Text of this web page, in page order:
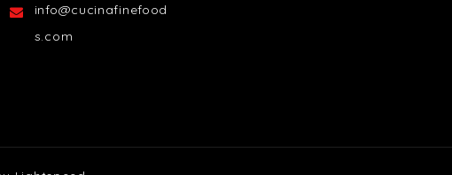
info@cucinafinefood
s.com